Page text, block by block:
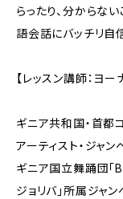
らったり、分からな
語会話にバッチリ自
【レッスン講師：ヨ
ギニア共和国・首都
アーティスト・ジャン
ギニア国立舞踊団
ジョリバ」所属ジャン